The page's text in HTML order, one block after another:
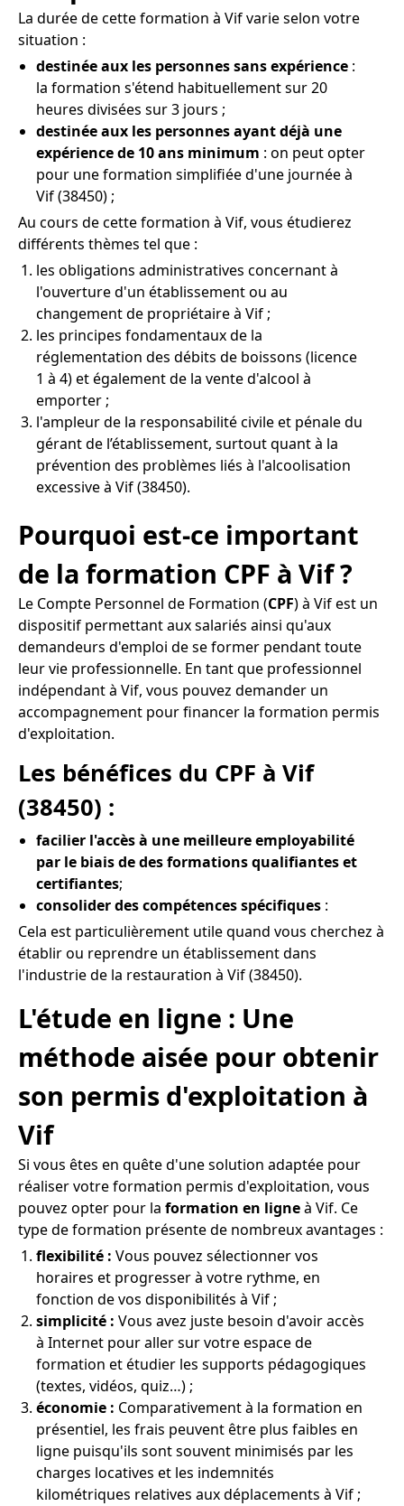
La durée de cette formation à Vif varie selon votre
situation :
destinée aux les personnes sans expérience :
la formation s'étend habituellement sur 20
heures divisées sur 3 jours ;
destinée aux les personnes ayant déjà une
expérience de 10 ans minimum : on peut opter
pour une formation simplifiée d'une journée à
Vif (38450) ;
Au cours de cette formation à Vif, vous étudierez
différents thèmes tel que :
les obligations administratives concernant à
l'ouverture d'un établissement ou au
changement de propriétaire à Vif ;
les principes fondamentaux de la
réglementation des débits de boissons (licence
1 à 4) et également de la vente d'alcool à
emporter ;
l'ampleur de la responsabilité civile et pénale du
gérant de l’établissement, surtout quant à la
prévention des problèmes liés à l'alcoolisation
excessive à Vif (38450).
Pourquoi est-ce important
de la formation CPF à Vif ?
Le Compte Personnel de Formation (CPF) à Vif est un
dispositif permettant aux salariés ainsi qu'aux
demandeurs d'emploi de se former pendant toute
leur vie professionnelle. En tant que professionnel
indépendant à Vif, vous pouvez demander un
accompagnement pour financer la formation permis
d'exploitation.
Les bénéfices du CPF à Vif
(38450) :
facilier l'accès à une meilleure employabilité
par le biais de des formations qualifiantes et
certifiantes;
consolider des compétences spécifiques :
Cela est particulièrement utile quand vous cherchez à
établir ou reprendre un établissement dans
l'industrie de la restauration à Vif (38450).
L'étude en ligne : Une
méthode aisée pour obtenir
son permis d'exploitation à
Vif
Si vous êtes en quête d'une solution adaptée pour
réaliser votre formation permis d'exploitation, vous
pouvez opter pour la formation en ligneà Vif. Ce
type de formation présente de nombreux avantages :
flexibilité : Vous pouvez sélectionner vos
horaires et progresser à votre rythme, en
fonction de vos disponibilités à Vif ;
simplicité : Vous avez juste besoin d'avoir accès
à Internet pour aller sur votre espace de
formation et étudier les supports pédagogiques
(textes, vidéos, quiz…) ;
économie : Comparativement à la formation en
présentiel, les frais peuvent être plus faibles en
ligne puisqu'ils sont souvent minimisés par les
charges locatives et les indemnités
kilométriques relatives aux déplacements à Vif ;